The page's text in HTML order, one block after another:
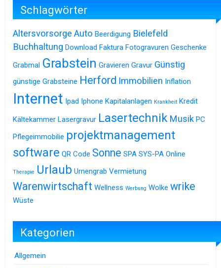
Schlagwörter
Altersvorsorge Auto Beerdigung Bielefeld
Buchhaltung Download Faktura Fotogravuren Geschenke
Grabmal Grabstein Gravieren Gravur Günstig
günstige Grabsteine Herford Immobilien Inflation
Internet Ipad Iphone Kapitalanlagen Krankheit Kredit
Kältekammer Lasergravur Lasertechnik Musik PC
Pflegeimmobilie projektmanagement
software QR Code Sonne SPA SYS-PA Online
Therapie Urlaub Urnengrab Vermietung
Warenwirtschaft Wellness Werbung Wolke wrike
Wüste
Kategorien
Allgemein